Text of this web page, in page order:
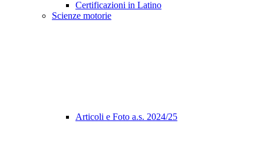
Certificazioni in Latino
Scienze motorie
Articoli e Foto a.s. 2024/25